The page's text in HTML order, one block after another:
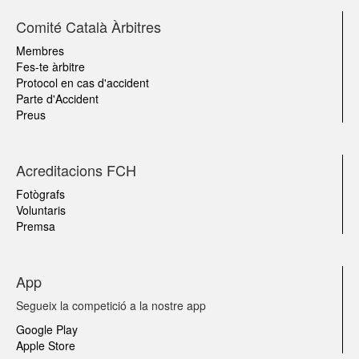
Comité Català Àrbitres
Membres
Fes-te àrbitre
Protocol en cas d'accident
Parte d'Accident
Preus
Acreditacions FCH
Fotògrafs
Voluntaris
Premsa
App
Segueix la competició a la nostre app
Google Play
Apple Store